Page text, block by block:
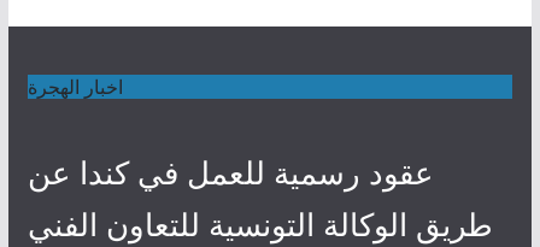
اخبار الهجرة
عقود رسمية للعمل في كندا عن
طريق الوكالة التونسية للتعاون الفني